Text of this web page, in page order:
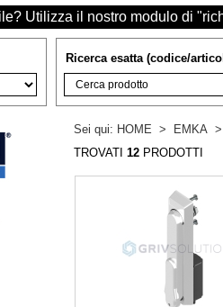
Utilizza il nostro modulo di
Ricerca esatta (codice/
Sei qui: HOME > EMKA
TROVATI 12 PRODOTTI